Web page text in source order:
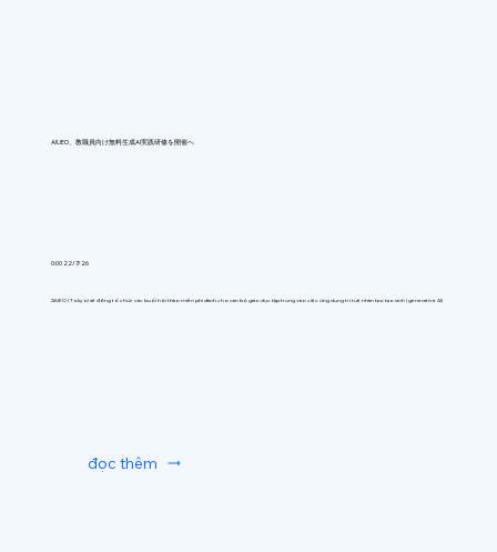
AIUEO、教職員向け無料生成AI実践研修を開催へ
0:00 22/7/26
AIUEO (Tokyo) sẽ đồng tổ chức các buổi hội thảo miễn phí dành cho cán bộ giáo dục tập trung vào việc ứng dụng trí tuệ nhân tạo tạo sinh (generative AI)
đọc thêm